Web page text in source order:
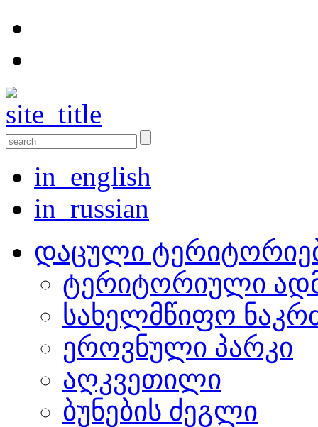
in_english
in_russian
დაცული
ტერიტორიული
სახელმწიფო
ეროვნული პარკი
აღკვეთილი
ბუნების ძეგლი